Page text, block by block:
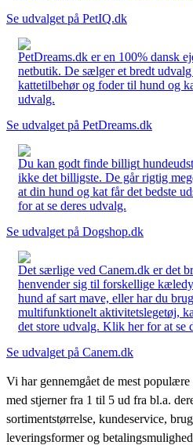
Se udvalget på PetIQ.dk
PetDreams.dk er en 100% dansk
netbutik. De sælger et bredt
kattetilbehør og foder til hund og
udvalg.
Se udvalget på PetDreams.dk
Du kan godt finde billigt
ikke det billigste. De går rigtig
at din hund og kat får det bedste
for at se deres udvalg.
Se udvalget på Dogshop.dk
Det særlige ved Canem.dk er det
henvender sig til forskellige
hund af sart mave, eller har du
multifunktionelt aktivitetslegetøj,
det store udvalg. Klik her for at se
Se udvalget på Canem.dk
Vi har gennemgået de mest
med stjerner fra 1 til 5 ud fra bl.a.
sortimentstørrelse, kundeservice,
leveringsformer og